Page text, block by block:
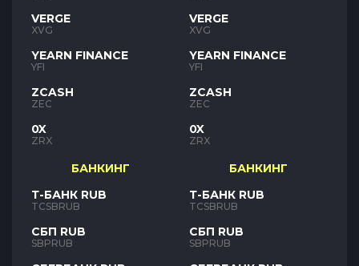
VERGE
XVG
YEARN FINANCE
YFI
ZCASH
ZEC
0X
ZRX
БАНКИНГ
Т-БАНК RUB
TCSBRUB
СБП RUB
SBPRUB
VERGE
XVG
YEARN FINANCE
YFI
ZCASH
ZEC
0X
ZRX
БАНКИНГ
Т-БАНК RUB
TCSBRUB
СБП RUB
SBPRUB